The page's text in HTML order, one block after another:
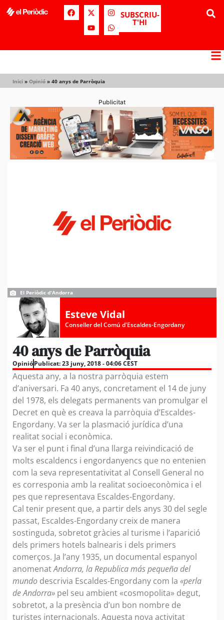
SUBSCRIU-
T'HI
Inici » Opinió » 40 anys de Parròquia
Publicitat
El Periòdic d'Andorra
Esteve Vidal
Conseller del Comú d'Escaldes-Engordany
40 anys de Parròquia
OpinióPublicat:23 juny, 2018 - 04:06 CEST
Aquesta any, a la nostra parròquia estem
d’aniversari. Fa 40 anys, concretament el 14 de juny
del 1978, els delegats permanents van promulgar el
Decret en què es creava la parròquia d’Escaldes-
Engordany. Va ser la plasmació jurídica d’una
realitat social i econòmica.
Va ser el punt i final d’una llarga reivindicació de
molts escaldencs i engordanyencs que no entenien
com la seva representativitat al Consell General no
es corresponia amb la realitat socioeconòmica i el
pes que representava Escaldes-Engordany.
Cal tenir present que, a partir dels anys 30 del segle
passat, Escaldes-Engordany creix de manera
sostinguda, sobretot gràcies al turisme i l’aparició
dels primers hotels balnearis i dels primers
comerços. Ja l’any 1935, un documental espanyol
anomenatAndorra, la Republica más pequeña del
mundo descrivia Escaldes-Engordany com la «perla
de Andorra» pel seu ambient «cosmopolita» degut,
sobretot, a la presència d’un bon nombre de
turistes internacionals. Aquesta nova activitat